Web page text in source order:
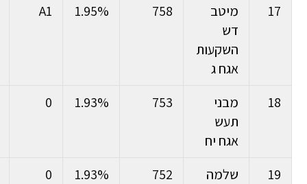
17
מיטב
דש
השקעות
אגח ג
758
1.95%
A1
18
מבני
תעש
אגח יח
753
1.93%
0
19
שלמה
752
1.93%
0